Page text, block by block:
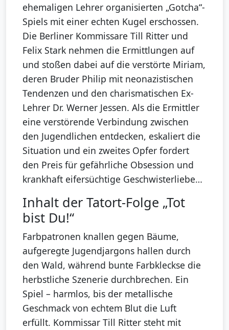
ehemaligen Lehrer organisierten „Gotcha“-
Spiels mit einer echten Kugel erschossen.
Die Berliner Kommissare Till Ritter und
Felix Stark nehmen die Ermittlungen auf
und stoßen dabei auf die verstörte Miriam,
deren Bruder Philip mit neonazistischen
Tendenzen und den charismatischen Ex-
Lehrer Dr. Werner Jessen. Als die Ermittler
eine verstörende Verbindung zwischen
den Jugendlichen entdecken, eskaliert die
Situation und ein zweites Opfer fordert
den Preis für gefährliche Obsession und
krankhaft eifersüchtige Geschwisterliebe…
Inhalt der Tatort-Folge „Tot
bist Du!“
Farbpatronen knallen gegen Bäume,
aufgeregte Jugendjargons hallen durch
den Wald, während bunte Farbkleckse die
herbstliche Szenerie durchbrechen. Ein
Spiel – harmlos, bis der metallische
Geschmack von echtem Blut die Luft
erfüllt. Kommissar Till Ritter steht mit